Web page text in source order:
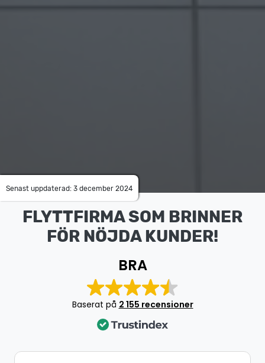
Senast uppdaterad: 3 december 2024
FLYTTFIRMA SOM BRINNER
FÖR NÖJDA KUNDER!
BRA
Baserat på 2 155 recensioner